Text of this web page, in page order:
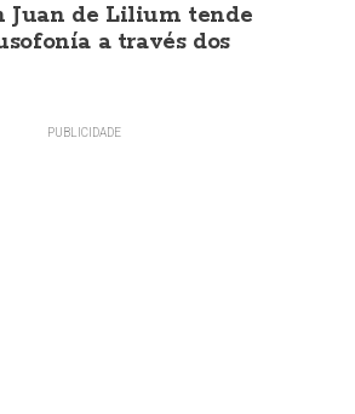
Juan de Lilium tende
a través dos